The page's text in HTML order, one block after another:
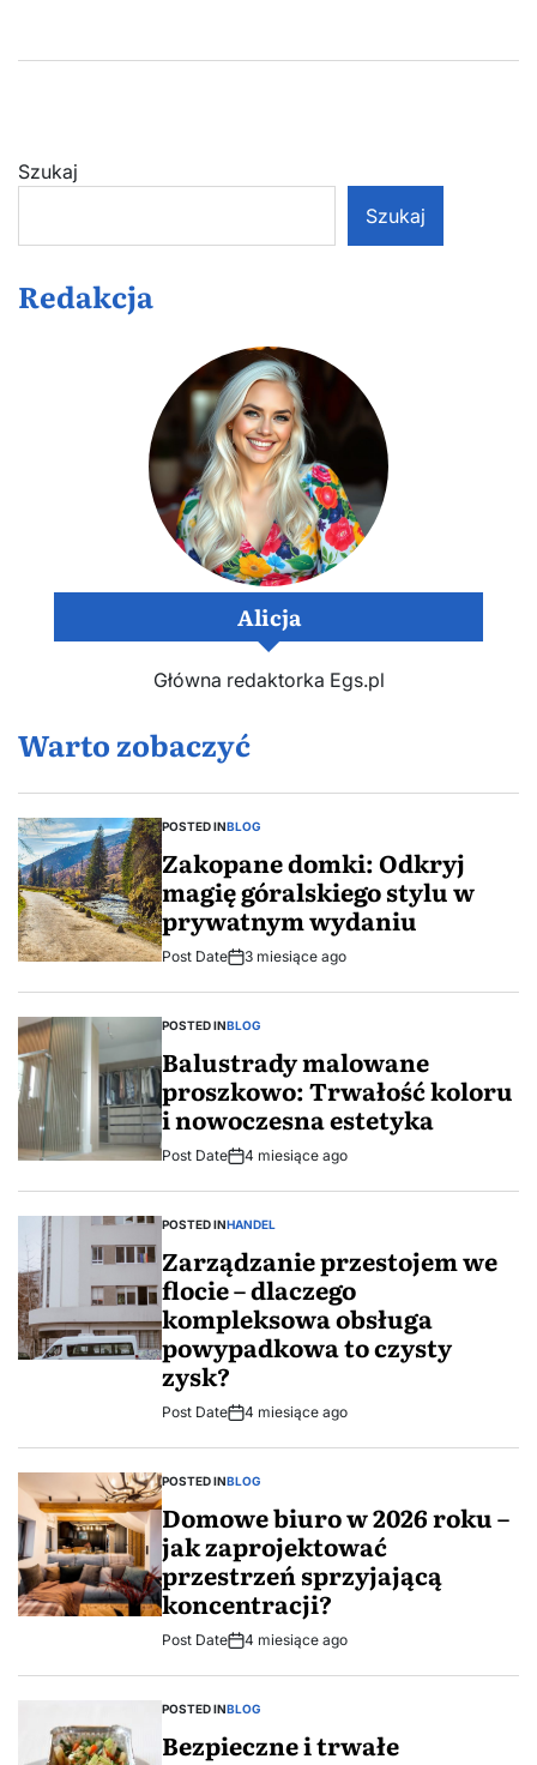
Szukaj
Szukaj
Redakcja
Alicja
Główna redaktorka Egs.pl
Warto zobaczyć
POSTED INBLOG
Zakopane domki: Odkryj
magię góralskiego stylu w
prywatnym wydaniu
Post Date 3 miesiące ago
POSTED INBLOG
Balustrady malowane
proszkowo: Trwałość koloru
i nowoczesna estetyka
Post Date 4 miesiące ago
POSTED INHANDEL
Zarządzanie przestojem we
flocie – dlaczego
kompleksowa obsługa
powypadkowa to czysty
zysk?
Post Date 4 miesiące ago
POSTED INBLOG
Domowe biuro w 2026 roku –
jak zaprojektować
przestrzeń sprzyjającą
koncentracji?
Post Date 4 miesiące ago
POSTED INBLOG
Bezpieczne i trwałe